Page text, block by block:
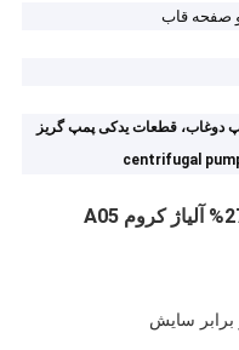
صفحه قاب
دوغاب، قطعات یدکی پمپ گریز
centrifugal
پوشش صفحه پمپ دوغاب آب با 27% آلیاژ کروم A05
سایش